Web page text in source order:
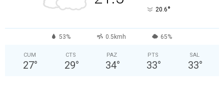
20.6°
53% 0.5kmh 65%
CUM
27°
CTS
29°
PAZ
34°
PTS
33°
SAL
33°